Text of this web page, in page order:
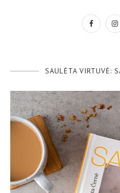
SAULĖTA VIRTUVĖ: